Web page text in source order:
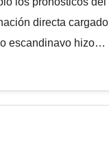
directa cargado
escandinavo hizo…